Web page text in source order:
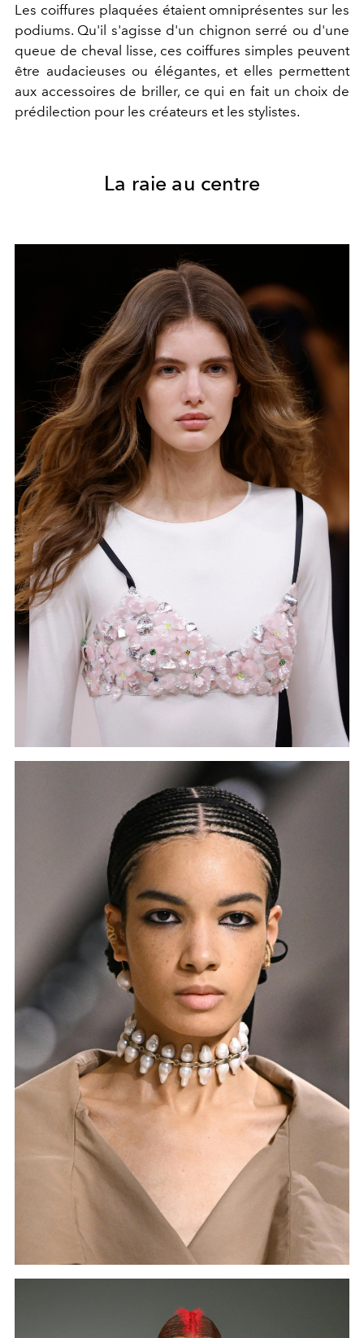
Les coiffures plaquées étaient omniprésentes sur les
podiums. Qu'il s'agisse d'un chignon serré ou d'une
queue de cheval lisse, ces coiffures simples peuvent
être audacieuses ou élégantes, et elles permettent
aux accessoires de briller, ce qui en fait un choix de
prédilection pour les créateurs et les stylistes.
La raie au centre